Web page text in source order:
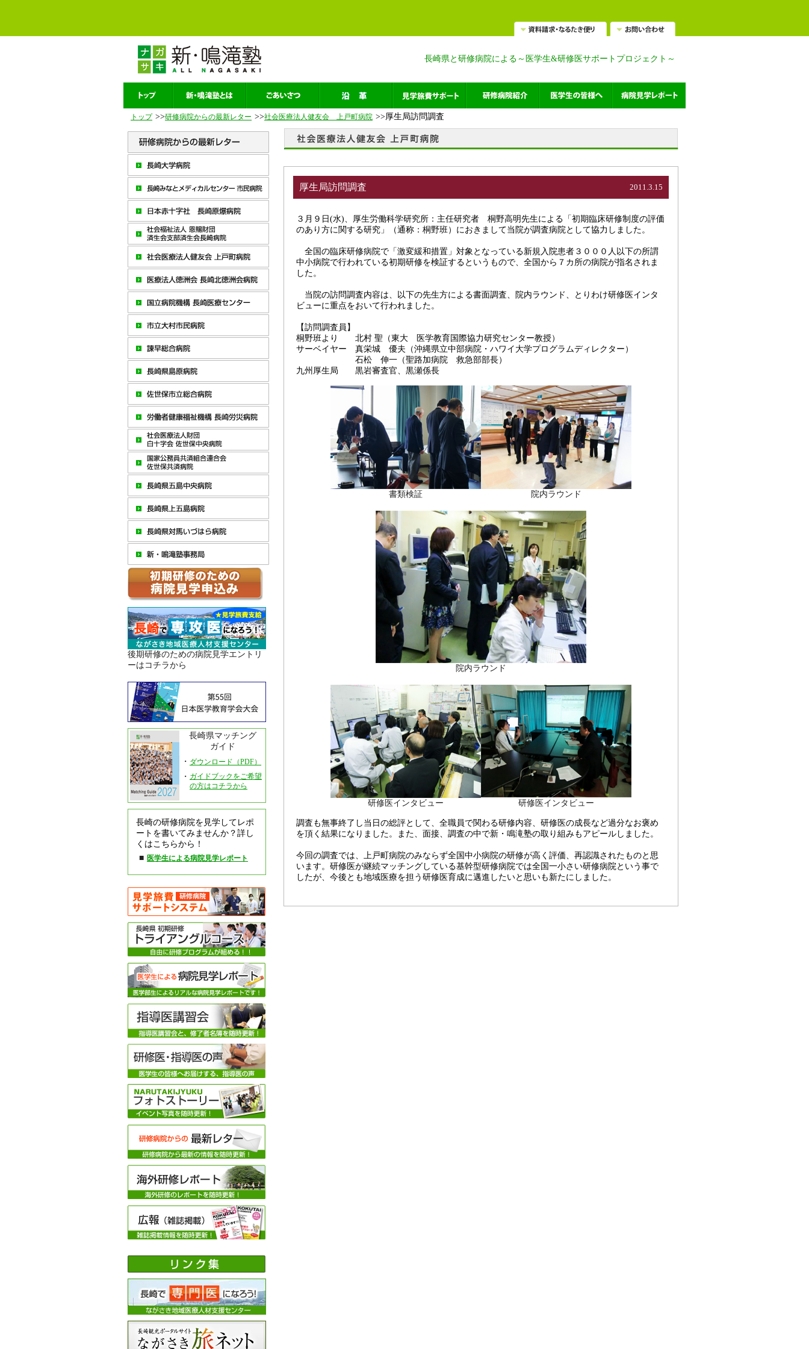
長崎県と研修病院による～医学生&研修医サポートプロジェクト～
トップ >>研修病院からの最新レター >>社会医療法人健友会 上戸町病院 >>厚生局訪問調査
後期研修のための病院見学エントリ
ーはコチラから
長崎県マッチング
ガイド
・ ダウンロード（PDF）
・ ガイドブックをご希望
の方はコチラから
長崎の研修病院を見学してレポ
ートを書いてみませんか？詳し
くはこちらから！
■ 医学生による病院見学レポート
厚生局訪問調査 2011.3.15
３月９日(水)、厚生労働科学研究所：主任研究者 桐野高明先生による「初期臨床研修制度の評価
のあり方に関する研究」（通称：桐野班）におきまして当院が調査病院として協力しました。
全国の臨床研修病院で「激変緩和措置」対象となっている新規入院患者３０００人以下の所謂
中小病院で行われている初期研修を検証するというもので、全国から７カ所の病院が指名されま
した。
当院の訪問調査内容は、以下の先生方による書面調査、院内ラウンド、とりわけ研修医インタ
ビューに重点をおいて行われました。
【訪問調査員】
桐野班より 北村 聖（東大 医学教育国際協力研究センター教授）
サーベイヤー 真栄城 優夫（沖縄県立中部病院・ハワイ大学プログラムディレクター）
石松 伸一（聖路加病院 救急部部長）
九州厚生局 黒岩審査官、黒瀬係長
書類検証 院内ラウンド
院内ラウンド
研修医インタビュー 研修医インタビュー
調査も無事終了し当日の総評として、全職員で関わる研修内容、研修医の成長など過分なお褒め
を頂く結果になりました。また、面接、調査の中で新・鳴滝塾の取り組みもアピールしました。
今回の調査では、上戸町病院のみならず全国中小病院の研修が高く評価、再認識されたものと思
います。研修医が継続マッチングしている基幹型研修病院では全国一小さい研修病院という事で
したが、今後とも地域医療を担う研修医育成に邁進したいと思いも新たにしました。